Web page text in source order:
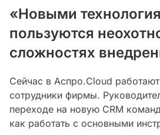
«Новыми
пользуются
сложностях
Сейчас в Аспро.Cloud
сотрудники фирмы.
переходе на новую CRM
как работать с основными